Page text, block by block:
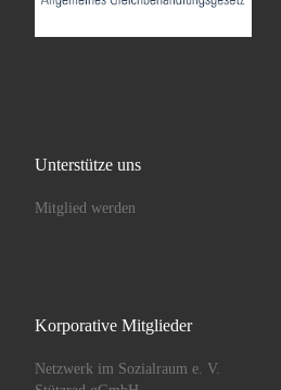
Unterstütze uns
Mitglied werden
Korporative Mitglieder
Netzwerk im Sozialraum e. V.